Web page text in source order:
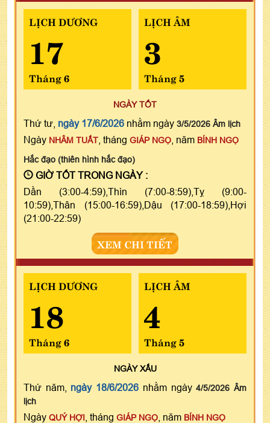
LỊCH DƯƠNG
17
Tháng 6
LỊCH ÂM
3
Tháng 5
NGÀY TỐT
Thứ tư, ngày 17/6/2026 nhằm ngày 3/5/2026 Âm lịch
Ngày NHÂM TUẤT , tháng GIÁP NGỌ , năm BÍNH NGỌ
Hắc đạo (thiên hình hắc đạo)
GIỜ TỐT TRONG NGÀY :
Dần (3:00-4:59),Thìn (7:00-8:59),Tỵ (9:00-
10:59),Thân (15:00-16:59),Dậu (17:00-18:59),Hợi
(21:00-22:59)
XEM CHI TIẾT
LỊCH DƯƠNG
18
Tháng 6
LỊCH ÂM
4
Tháng 5
NGÀYXẤU
Thứ năm, ngày 18/6/2026 nhằm ngày4/5/2026 Âm
lịch
Ngày QUÝ HỢI , tháng GIÁP NGỌ , năm BÍNH NGỌ